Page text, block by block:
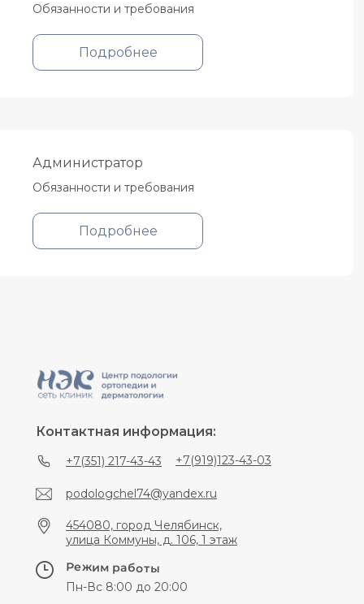
Подробнее
Администратор
Подробнее
Обязанности и требования
Обязанности и требования
Режим работы
Пн-Вс 8:00 до 20:00
Контактная информация:
+7(351) 217-43-43
podologchel74@yandex.ru
454080, город Челябинск,
улица Коммуны, д. 106, 1 этаж
+7(919)123-43-03